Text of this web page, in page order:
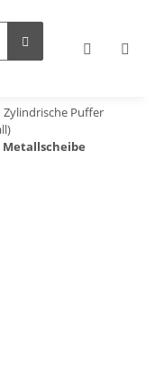
Zylindrische Puffer